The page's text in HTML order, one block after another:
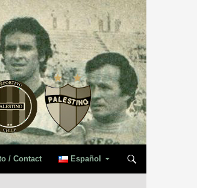
/ Contact Español